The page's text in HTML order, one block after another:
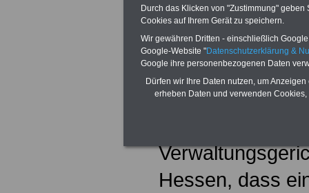
Beamten der
gehobenen und
sowie der
mittleren
Hessen, dass
Durch das Klicken von "Zustimmung"
Cookies auf Ihrem Gerät zu speichern.
Wir gewähren Dritten - einschließlich
Google-Website "Datenschutzerklärung &
Google ihre personenbezogenen Daten
Dürfen wir Ihre Daten nutzen, um
erheben Daten und verwenden